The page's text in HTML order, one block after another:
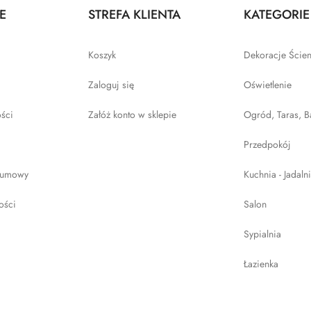
STREFA KLIENTA
Koszyk
Zaloguj się
Załóż konto w sklepie
KATEGORIE
Dekoracje
Oświetlenie
Ogród, Taras,
Przedpokój
Kuchnia -
Salon
Sypialnia
Łazienka